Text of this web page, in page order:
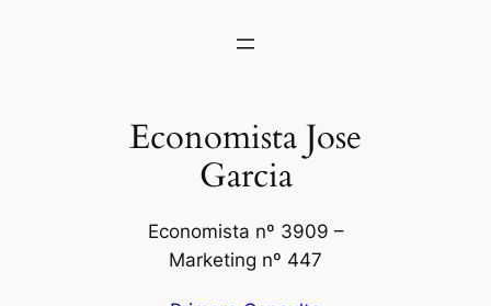
Economista Jose
Garcia
Economista nº 3909 –
Marketing nº 447